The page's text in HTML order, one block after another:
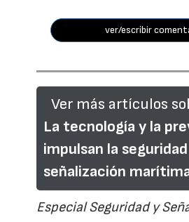
ver/escribir
Ver más artículos
La tecnología y la
impulsan la
señalización
Especial Seguridad y